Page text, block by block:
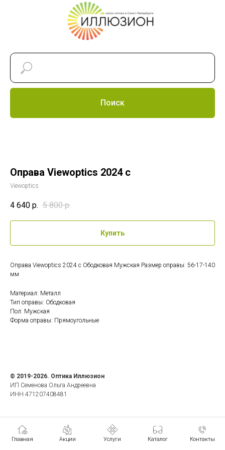
Поиск
Главная Акции Услуги Каталог Контакты
Оправа Viewoptics 2024 c
Viewoptics
4 640 р. 5 800 р.
Купить
Оправа Viewoptics 2024 c Ободковая Мужская Размер оправы: 56-17-140
мм
Материал: Металл
Тип оправы: Ободковая
Пол: Мужская
Форма оправы: Прямоугольные
© 2019-2026. Оптика Иллюзион
ИП Семенова Ольга Андреевна
ИНН 471207408481